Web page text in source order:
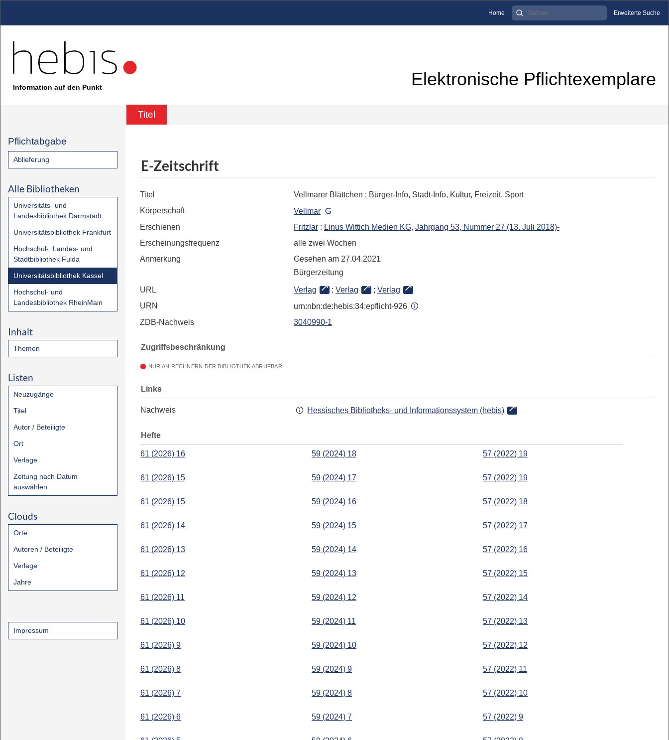
Home Erweiterte Suche
Information auf den Punkt Elektronische Pflichtexemplare
Titel
Pflichtabgabe
Ablieferung
Alle Bibliotheken
Universitäts- und
Landesbibliothek Darmstadt
Universitätsbibliothek Frankfurt
Hochschul-, Landes- und
Stadtbibliothek Fulda
Universitätsbibliothek Kassel
Hochschul- und
Landesbibliothek RheinMain
Inhalt
Themen
Listen
Neuzugänge
Titel
Autor / Beteiligte
Ort
Verlage
Zeitung nach Datum
auswählen
Clouds
Orte
Autoren / Beteiligte
Verlage
Jahre
Impressum
E-Zeitschrift
Titel Vellmarer Blättchen : Bürger-Info, Stadt-Info, Kultur, Freizeit, Sport
Körperschaft
Vellmar
Erschienen
Fritzlar : Linus Wittich Medien KG, Jahrgang 53, Nummer 27 (13. Juli 2018)-
Erscheinungsfrequenz
alle zwei Wochen
Anmerkung
Gesehen am 27.04.2021
Bürgerzeitung
URL Verlag ; Verlag ; Verlag
URN
urn:nbn:de:hebis:34:epflicht-926
ZDB-Nachweis
3040990-1
Zugriffsbeschränkung
NUR AN RECHNERN DER BIBLIOTHEK ABRUFBAR
Links
Nachweis Hessisches Bibliotheks- und Informationssystem (hebis)
Hefte
61 (2026) 16
61 (2026) 15
61 (2026) 15
61 (2026) 14
61 (2026) 13
61 (2026) 12
61 (2026) 11
61 (2026) 10
61 (2026) 9
61 (2026) 8
61 (2026) 7
61 (2026) 6
59 (2024) 18
59 (2024) 17
59 (2024) 16
59 (2024) 15
59 (2024) 14
59 (2024) 13
59 (2024) 12
59 (2024) 11
59 (2024) 10
59 (2024) 9
59 (2024) 8
59 (2024) 7
57 (2022) 19
57 (2022) 19
57 (2022) 18
57 (2022) 17
57 (2022) 16
57 (2022) 15
57 (2022) 14
57 (2022) 13
57 (2022) 12
57 (2022) 11
57 (2022) 10
57 (2022) 9